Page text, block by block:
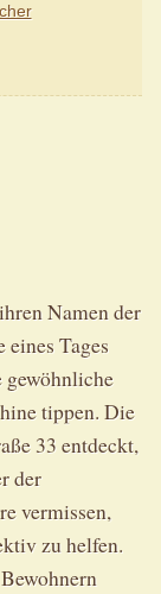
Namen der
eines Tages
tippen. Die
33 entdeckt,
der
vermissen,
zu helfen.